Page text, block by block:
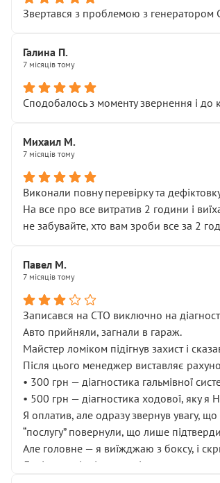
Звертався з проблемою з генератором
Галина П.
7 місяців тому
Сподобалось з моменту звернення і
Михаил М.
7 місяців тому
Виконали повну перевірку та
На все про все витратив 2 години і
не забувайте, хто вам зроби все за 2
Павел М.
7 місяців тому
Записався на СТО виключно на
Авто прийняли, загнали в гараж.
Майстер ломіком підігнув захист і
Після цього менеджер виставляє
• 300 грн — діагностика гальмівної
• 500 грн — діагностика ходової, яку
Я оплатив, але одразу звернув увагу,
“послугу” повернули, що лише
Але головне — я виїжджаю з боксу, і
Далі ситуація тільки погіршилась: